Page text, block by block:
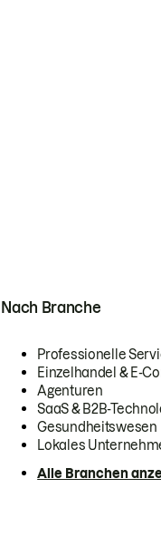
Nach Branche
Professionelle
Einzelhandel & E-
Agenturen
SaaS & B2B-
Gesundheitswesen
Lokales
Alle Branchen